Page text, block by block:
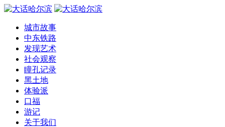
城市故事
中东铁路
发现艺术
社会观察
瞳孔记录
黑土地
体验派
口福
游记
关于我们